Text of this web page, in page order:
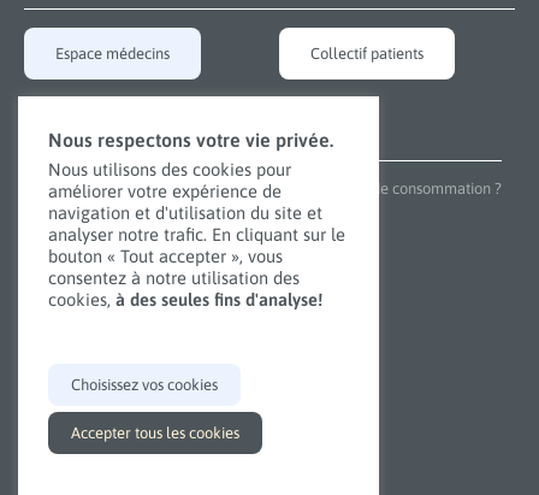
Espace médecins Collectif patients
Applications
Besoin de gérer vos émotions ? De traiter une envie de consommation ?
Découvrez nos applications conçues pour vous aider.
Découvrir nosapplications
des addictions et des troubles
Page de confidentialité
Nous respectons votre vie privée.
Nous utilisons des cookies pour
améliorer votre expérience de
navigation et d'utilisation du site et
analyser notre trafic. En cliquant sur le
bouton « Tout accepter », vous
consentez à notre utilisation des
cookies, à des seules fins d'analyse!
Choisissez vos cookies
Accepter tous les cookies